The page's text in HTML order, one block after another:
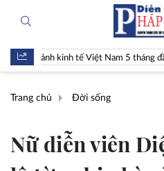
cảnh kinh tế Việt Nam 5 tháng đầu năm
Trang chủ Đời sống
Nữ diễn viên